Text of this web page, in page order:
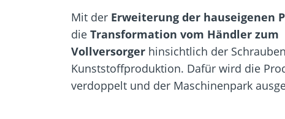
Mit der Erweiterung der hauseigenen
die Transformation vom Händler zum
Vollversorgerhinsichtlich der
Kunststoffproduktion. Dafür wird die
verdoppelt und der Maschinenpark